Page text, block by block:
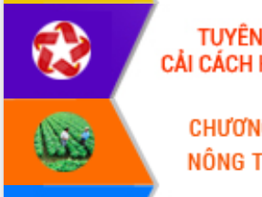
Định vị cà phê Việt Nam như một “di
sản sống” trong dòng chảy toàn cầu
Xây dựng nông thôn mới: Nâng cao đời
sống người dân từ những mô hình thiết
Quyết liệt tháo gỡ vướng mắc, đẩy
nhanh tiến độ các dự án trọng điểm
trong Khu kinh tế Nam Phú Yên
Hòn Yến phát triển du lịch gắn với bảo
tồn biển